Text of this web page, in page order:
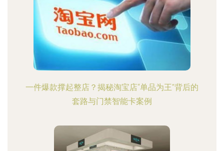
一件爆款撑起整店？揭秘淘宝店“单品为王”背后的
套路与门禁智能卡案例